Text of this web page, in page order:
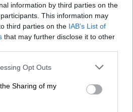
information by third parties on the
This information may
third parties on the IAB’s List of
that may further disclose it to other
app uses one or more Google
usage behaviour. You may click to
and its third-party tags to
purposes in below Google
Opt Outs
Sharing of my
να παρουσιάσει ο
κατά τόπους στη
Κυριακή (16-04-
ώρες της
με ισχυρές βροχές
ανέμους και